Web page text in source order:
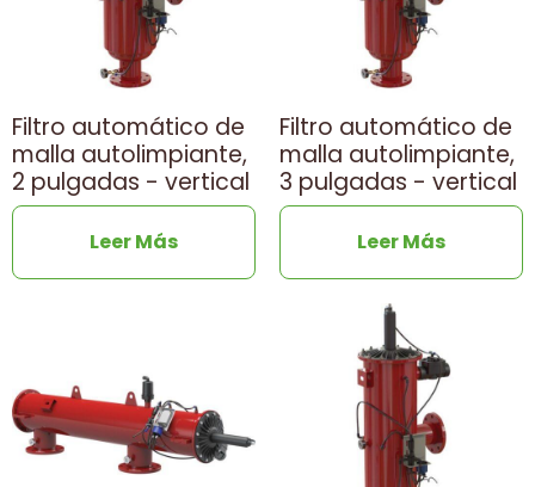
Filtro automático de
malla autolimpiante,
2 pulgadas - vertical
Leer Más
Filtro automático de
malla autolimpiante,
3 pulgadas - vertical
Leer Más